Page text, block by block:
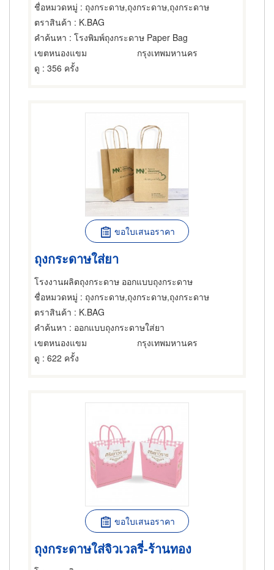
ชื่อหมวดหมู่ : ถุงกระดาษ,ถุงกระดาษ,ถุงกระดาษ
ตราสินค้า : K.BAG
คำค้นหา : โรงพิมพ์ถุงกระดาษ Paper Bag
เขตหนองแขม
กรุงเทพมหานคร
ดู : 356 ครั้ง
ขอใบเสนอราคา
ถุงกระดาษใส่ยา
โรงงานผลิตถุงกระดาษ ออกแบบถุงกระดาษ
ชื่อหมวดหมู่ : ถุงกระดาษ,ถุงกระดาษ,ถุงกระดาษ
ตราสินค้า : K.BAG
คำค้นหา : ออกแบบถุงกระดาษใส่ยา
เขตหนองแขม
กรุงเทพมหานคร
ดู : 622 ครั้ง
ขอใบเสนอราคา
ถุงกระดาษใส่จิวเวลรี่-ร้านทอง